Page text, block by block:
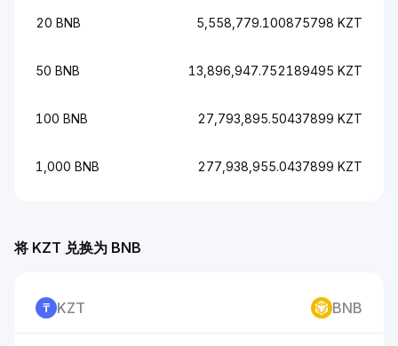
20 BNB 5,558,779.100875798 KZT
50 BNB 13,896,947.752189495 KZT
100 BNB 27,793,895.50437899 KZT
1,000 BNB 277,938,955.0437899 KZT
将 KZT 兑换为 BNB
KZT BNB